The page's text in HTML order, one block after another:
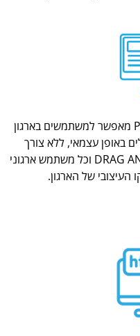
ה- Designer של מערכת PB Digital מאפשר למשתמשים בארגון
באופן עצמאי, ללא צורך
בפיתוח. המערכת עובדת ב DRAG AND DROP וכל משתמש ארגוני
של הארגון.